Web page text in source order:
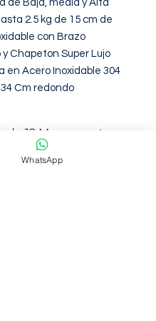
de Baja, media y Alta
2.5 kg de 15 cm de
con Brazo
Chapeton Super Lujo
en Acero Inoxidable 304
Cm redondo
de 12 Meses contra
de fabirca
WhatsApp